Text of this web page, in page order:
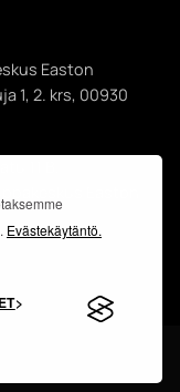
Evästekäytäntö.
Easton
1, 2. krs, 00930